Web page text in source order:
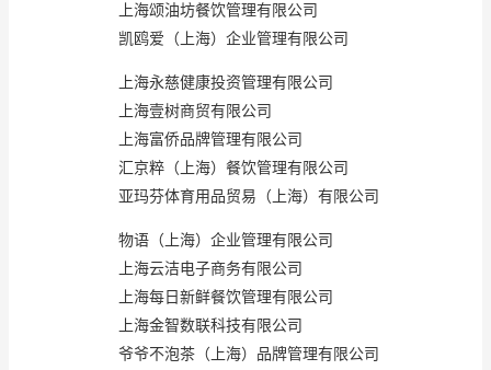
上海颂油坊餐饮管理有限公司
凯鸥爱（上海）企业管理有限公司
上海永慈健康投资管理有限公司
上海壹树商贸有限公司
上海富侨品牌管理有限公司
汇京粹（上海）餐饮管理有限公司
亚玛芬体育用品贸易（上海）有限公司
物语（上海）企业管理有限公司
上海云洁电子商务有限公司
上海每日新鲜餐饮管理有限公司
上海金智数联科技有限公司
爷爷不泡茶（上海）品牌管理有限公司